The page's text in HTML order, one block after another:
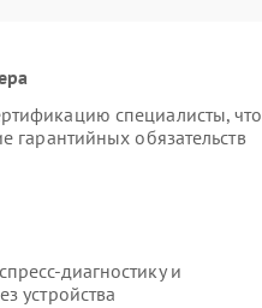
специалисты, что
гарантийных обязательств
диагностику и
устройства